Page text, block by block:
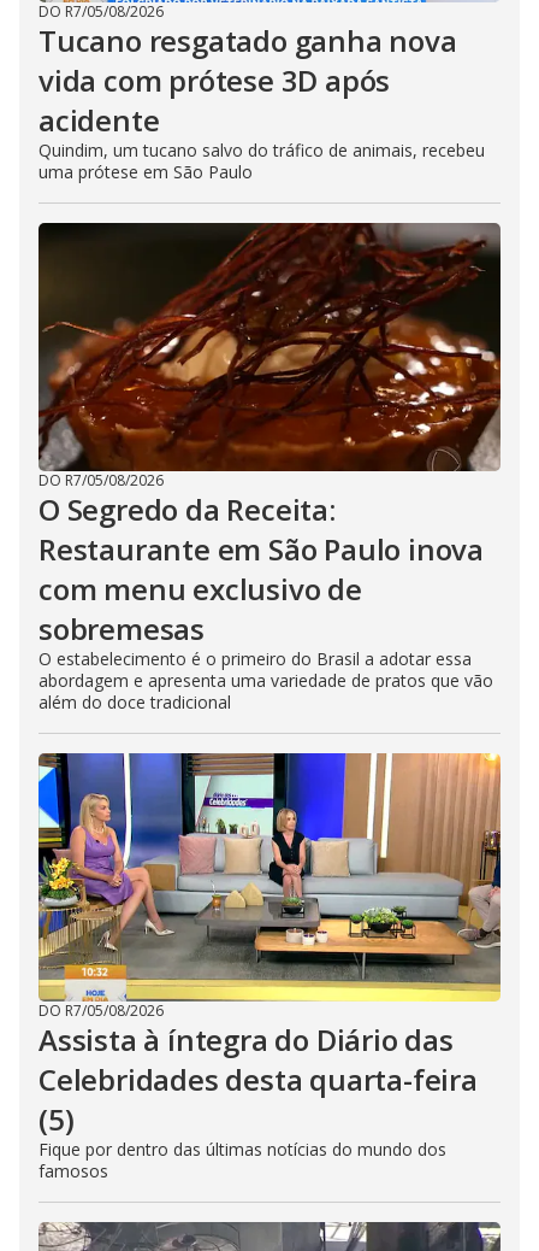
DO R7/05/08/2026
Tucano resgatado ganha nova
vida com prótese 3D após
acidente
Quindim, um tucano salvo do tráfico de animais, recebeu
uma prótese em São Paulo
DO R7/05/08/2026
O Segredo da Receita:
Restaurante em São Paulo inova
com menu exclusivo de
sobremesas
O estabelecimento é o primeiro do Brasil a adotar essa
abordagem e apresenta uma variedade de pratos que vão
além do doce tradicional
DO R7/05/08/2026
Assista à íntegra do Diário das
Celebridades desta quarta-feira
(5)
Fique por dentro das últimas notícias do mundo dos
famosos